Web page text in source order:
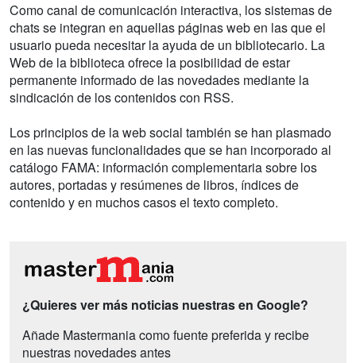
Como canal de comunicación interactiva, los sistemas de
chats se integran en aquellas páginas web en las que el
usuario pueda necesitar la ayuda de un bibliotecario. La
Web de la biblioteca ofrece la posibilidad de estar
permanente informado de las novedades mediante la
sindicación de los contenidos con RSS.
Los principios de la web social también se han plasmado
en las nuevas funcionalidades que se han incorporado al
catálogo FAMA: información complementaria sobre los
autores, portadas y resúmenes de libros, índices de
contenido y en muchos casos el texto completo.
¿Quieres ver más noticias nuestras en Google?
Añade Mastermania como fuente preferida y recibe
nuestras novedades antes